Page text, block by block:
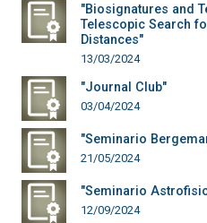
"Biosignatures and
Telescopic Search
Distances"
13/03/2024
"Journal Club"
03/04/2024
"Seminario
21/05/2024
"Seminario
12/09/2024